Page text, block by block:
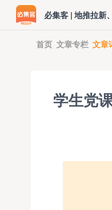
必集客 | 地推拉新
首页 文章专栏 文章
学生党